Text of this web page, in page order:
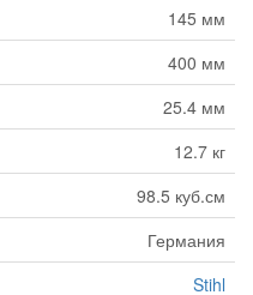
145 мм
400 мм
25.4 мм
12.7 кг
98.5 куб.см
Германия
Stihl